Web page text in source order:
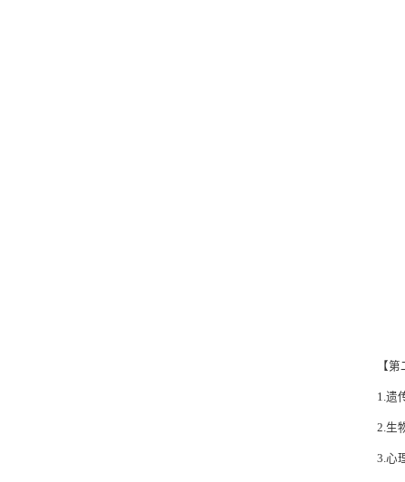
【
1.遗
2.生
3.心